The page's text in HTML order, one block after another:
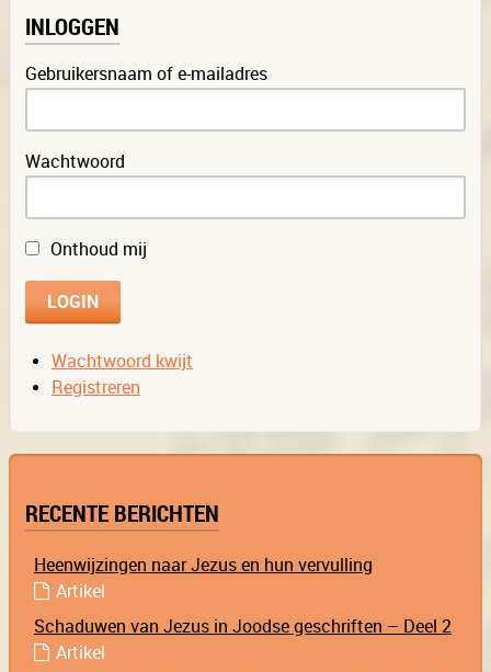
INLOGGEN
Gebruikersnaam of e-mailadres
Wachtwoord
Onthoud mij
Wachtwoord kwijt
Registreren
RECENTE BERICHTEN
Heenwijzingen naar Jezus en hun vervulling
Artikel
Schaduwen van Jezus in Joodse geschriften – Deel 2
Artikel